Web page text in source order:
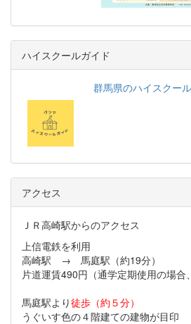
ハイスクールガイド
群馬県のハイスクー
アクセス
ＪＲ高崎駅からのアクセス
上信電鉄を利用
高崎駅 → 馬庭駅（約19分）
片道運賃490円（通学定期使用の場合
馬庭駅より徒歩（約５分）
うぐいす色の４階建ての建物が目印